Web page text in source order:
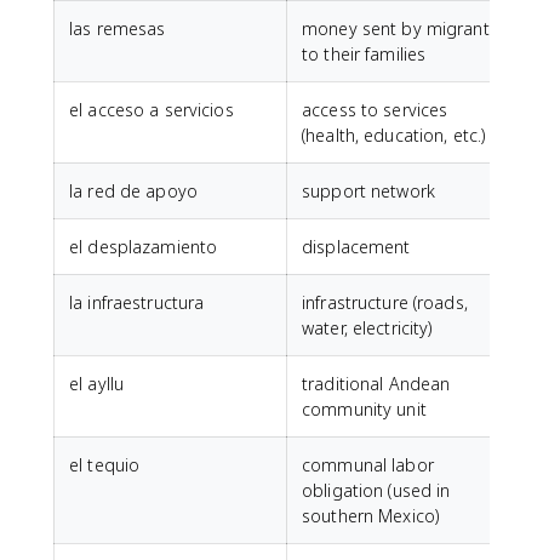
las remesas
money sent by migrants
to their families
el acceso a servicios
access to services
(health, education, etc.)
la red de apoyo support network
el desplazamiento displacement
la infraestructura
infrastructure (roads,
water, electricity)
el ayllu
traditional Andean
community unit
el tequio
communal labor
obligation (used in
southern Mexico)